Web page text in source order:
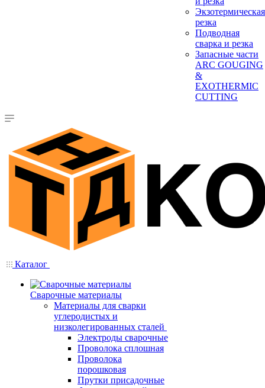
Экзотермическая
резка
Подводная
сварка и резка
Запасные части
ARC GOUGING
&
EXOTHERMIC
CUTTING
Каталог
Сварочные материалы
Материалы для сварки
углеродистых и
низколегированных сталей
Электроды сварочные
Проволока сплошная
Проволока
порошковая
Прутки присадочные